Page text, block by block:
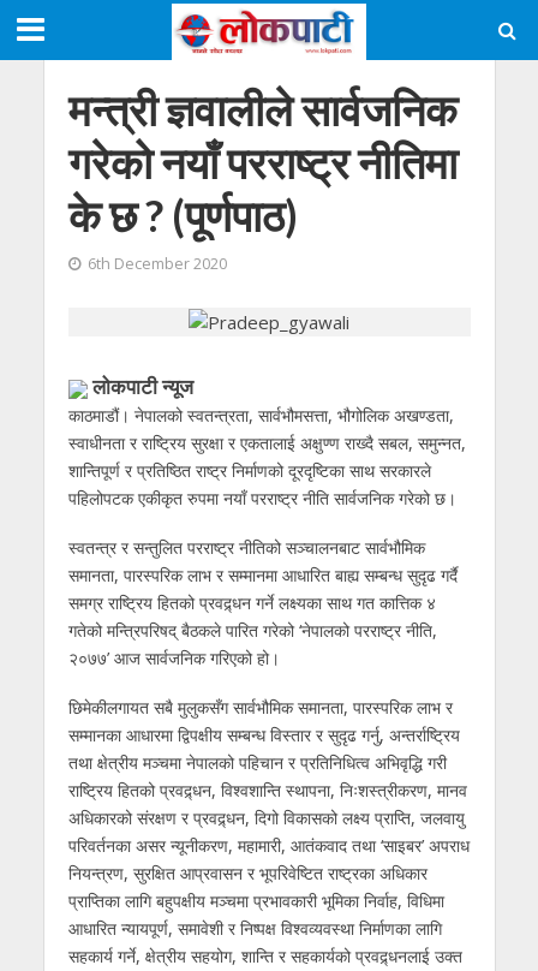
मन्त्री ज्ञवालीले सार्वजनिक
गरेको नयाँ परराष्ट्र नीतिमा
के छ ? (पूर्णपाठ)
6th December 2020
लोकपाटी न्यूज
काठमाडौं। नेपालको स्वतन्त्रता, सार्वभौमसत्ता, भौगोलिक अखण्डता,
स्वाधीनता र राष्ट्रिय सुरक्षा र एकतालाई अक्षुण्ण राख्दै सबल, समुन्नत,
शान्तिपूर्ण र प्रतिष्ठित राष्ट्र निर्माणको दूरदृष्टिका साथ सरकारले
पहिलोपटक एकीकृत रुपमा नयाँ परराष्ट्र नीति सार्वजनिक गरेको छ।
स्वतन्त्र र सन्तुलित परराष्ट्र नीतिको सञ्चालनबाट सार्वभौमिक
समानता, पारस्परिक लाभ र सम्मानमा आधारित बाह्य सम्बन्ध सुदृढ गर्दै
समग्र राष्ट्रिय हितको प्रवद्र्धन गर्ने लक्ष्यका साथ गत कात्तिक ४
गतेको मन्त्रिपरिषद् बैठकले पारित गरेको ‘नेपालको परराष्ट्र नीति,
२०७७’ आज सार्वजनिक गरिएको हो।
छिमेकीलगायत सबै मुलुकसँग सार्वभौमिक समानता, पारस्परिक लाभ र
सम्मानका आधारमा द्विपक्षीय सम्बन्ध विस्तार र सुदृढ गर्नु, अन्तर्राष्ट्रिय
तथा क्षेत्रीय मञ्चमा नेपालको पहिचान र प्रतिनिधित्व अभिवृद्धि गरी
राष्ट्रिय हितको प्रवद्र्धन, विश्वशान्ति स्थापना, निःशस्त्रीकरण, मानव
अधिकारको संरक्षण र प्रवद्र्धन, दिगो विकासको लक्ष्य प्राप्ति, जलवायु
परिवर्तनका असर न्यूनीकरण, महामारी, आतंकवाद तथा ‘साइबर’ अपराध
नियन्त्रण, सुरक्षित आप्रवासन र भूपरिवेष्टित राष्ट्रका अधिकार
प्राप्तिका लागि बहुपक्षीय मञ्चमा प्रभावकारी भूमिका निर्वाह, विधिमा
आधारित न्यायपूर्ण, समावेशी र निष्पक्ष विश्वव्यवस्था निर्माणका लागि
सहकार्य गर्ने, क्षेत्रीय सहयोग, शान्ति र सहकार्यको प्रवद्र्धनलाई उक्त